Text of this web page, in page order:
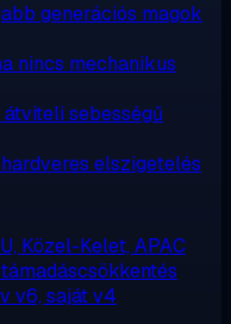
generációs magok
nincs mechanikus
átviteli sebességű
elszigetelés
Közel-Kelet, APAC
v6, saját v4